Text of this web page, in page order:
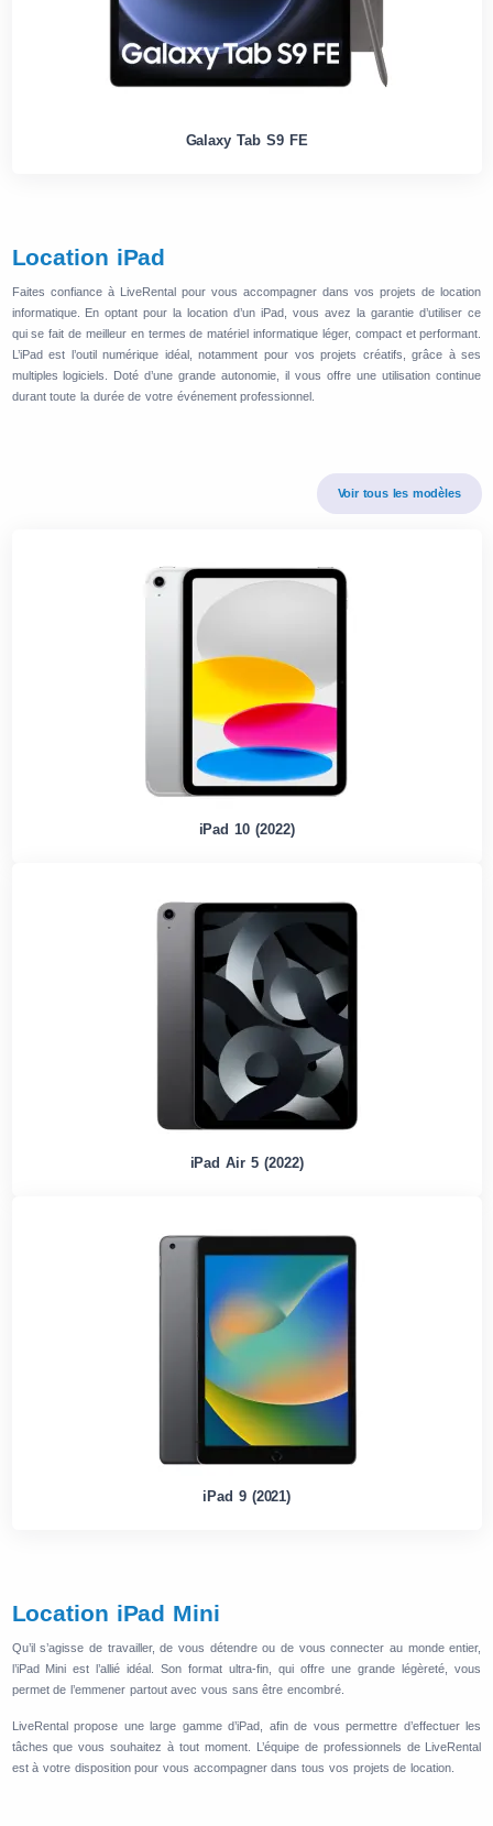
Galaxy Tab S9 FE
Location iPad
Faites confiance à LiveRental pour vous accompagner dans vos projets de location
informatique. En optant pour la location d’un iPad, vous avez la garantie d’utiliser ce
qui se fait de meilleur en termes de matériel informatique léger, compact et performant.
L’iPad est l’outil numérique idéal, notamment pour vos projets créatifs, grâce à ses
multiples logiciels. Doté d’une grande autonomie, il vous offre une utilisation continue
durant toute la durée de votre événement professionnel.
Voir tous les modèles
iPad 10 (2022)
iPad Air 5 (2022)
iPad 9 (2021)
Location iPad Mini
Qu’il s’agisse de travailler, de vous détendre ou de vous connecter au monde entier,
l’iPad Mini est l’allié idéal. Son format ultra-fin, qui offre une grande légèreté, vous
permet de l’emmener partout avec vous sans être encombré.
LiveRental propose une large gamme d’iPad, afin de vous permettre d’effectuer les
tâches que vous souhaitez à tout moment. L’équipe de professionnels de LiveRental
est à votre disposition pour vous accompagner dans tous vos projets de location.